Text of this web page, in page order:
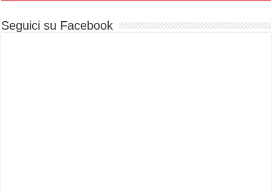
Seguici su Facebook